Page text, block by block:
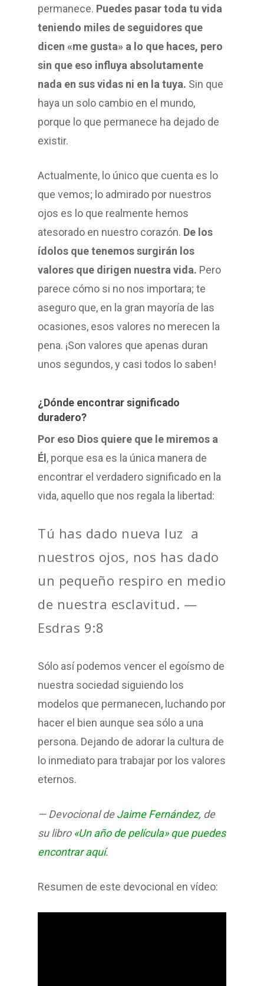
permanece. Puedes pasar toda tu vida
teniendo miles de seguidores que
dicen «me gusta» a lo que haces, pero
sin que eso influya absolutamente
nada en sus vidas ni en la tuya. Sin que
haya un solo cambio en el mundo,
porque lo que permanece ha dejado de
existir.
Actualmente, lo único que cuenta es lo
que vemos; lo admirado por nuestros
ojos es lo que realmente hemos
atesorado en nuestro corazón. De los
ídolos que tenemos surgirán los
valores que dirigen nuestra vida. Pero
parece cómo si no nos importara; te
aseguro que, en la gran mayoría de las
ocasiones, esos valores no merecen la
pena. ¡Son valores que apenas duran
unos segundos, y casi todos lo saben!
¿Dónde encontrar significado
duradero?
Por eso Dios quiere que le miremos a
Él , porque esa es la única manera de
encontrar el verdadero significado en la
vida, aquello que nos regala la libertad:
Tú has dado nueva luz a
nuestros ojos, nos has dado
un pequeño respiro en medio
de nuestra esclavitud. —
Esdras 9:8
Sólo así podemos vencer el egoísmo de
nuestra sociedad siguiendo los
modelos que permanecen, luchando por
hacer el bien aunque sea sólo a una
persona. Dejando de adorar la cultura de
lo inmediato para trabajar por los valores
eternos.
— Devocional deJaime Fernández, de
su libro «Un año de película» que puedes
encontrar aquí.
Resumen de este devocional en vídeo: